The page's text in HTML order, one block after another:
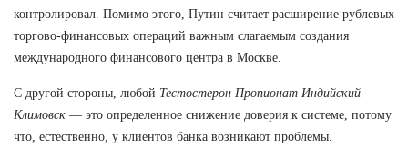
контролировал. Помимо этого, Путин считает расширение рублевых
торгово-финансовых операций важным слагаемым создания
международного финансового центра в Москве.
С другой стороны, любой Тестостерон Пропионат Индийский
Климовск — это определенное снижение доверия к системе, потому
что, естественно, у клиентов банка возникают проблемы.